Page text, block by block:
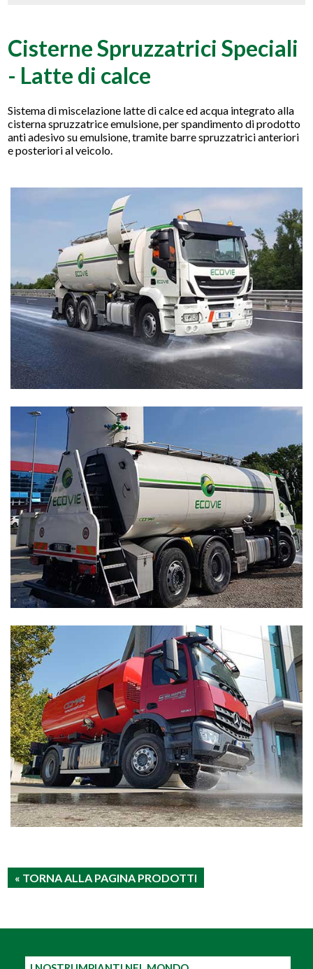
Cisterne Spruzzatrici Speciali
- Latte di calce
Sistema di miscelazione latte di calce ed acqua integrato alla
cisterna spruzzatrice emulsione, per spandimento di prodotto
anti adesivo su emulsione, tramite barre spruzzatrici anteriori
e posteriori al veicolo.
« TORNA ALLA PAGINA PRODOTTI